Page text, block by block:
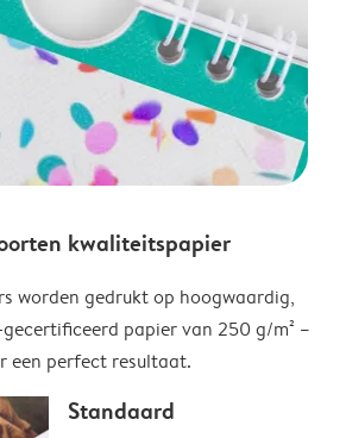
kwaliteitspapier
worden gedrukt op hoogwaardig,
papier van 250 g/m² –
een perfect resultaat.
Standaard